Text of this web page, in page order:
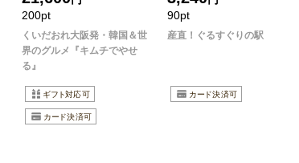
200pt
くいだおれ大阪発・韓国＆世
界のグルメ『キムチでやせ
る』
90pt
産直！ぐるすぐりの駅